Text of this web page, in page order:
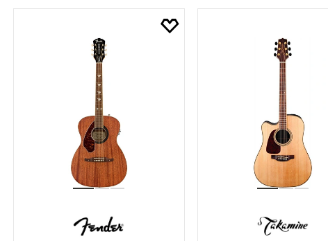
SEPETE EKLE SEPETE EKLE